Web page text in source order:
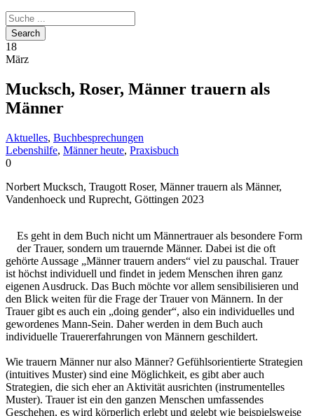
18
März
Mucksch, Roser, Männer trauern als
Männer
Aktuelles, Buchbesprechungen
Lebenshilfe, Männer heute, Praxisbuch
0
Norbert Mucksch, Traugott Roser, Männer trauern als Männer,
Vandenhoeck und Ruprecht, Göttingen 2023
Es geht in dem Buch nicht um Männertrauer als besondere Form
der Trauer, sondern um trauernde Männer. Dabei ist die oft
gehörte Aussage „Männer trauern anders“ viel zu pauschal. Trauer
ist höchst individuell und findet in jedem Menschen ihren ganz
eigenen Ausdruck. Das Buch möchte vor allem sensibilisieren und
den Blick weiten für die Frage der Trauer von Männern. In der
Trauer gibt es auch ein „doing gender“, also ein individuelles und
gewordenes Mann-Sein. Daher werden in dem Buch auch
individuelle Trauererfahrungen von Männern geschildert.
Wie trauern Männer nur also Männer? Gefühlsorientierte Strategien
(intuitives Muster) sind eine Möglichkeit, es gibt aber auch
Strategien, die sich eher an Aktivität ausrichten (instrumentelles
Muster). Trauer ist ein den ganzen Menschen umfassendes
Geschehen, es wird körperlich erlebt und gelebt wie beispielsweise